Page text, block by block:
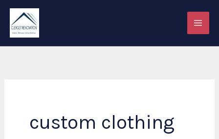
Aller
contenu
custom clothing